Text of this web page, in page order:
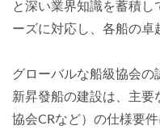
と深い業界知識を蓄積し
ーズに対応し、各船の卓
グローバルな船級協会の
新昇發船の建設は、主
協会CRなど）の仕様要